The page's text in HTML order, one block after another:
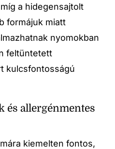
a hidegensajtolt
formájuk miatt
nyomokban
feltüntetett
kulcsfontosságú
és allergénmentes
kiemelten fontos,